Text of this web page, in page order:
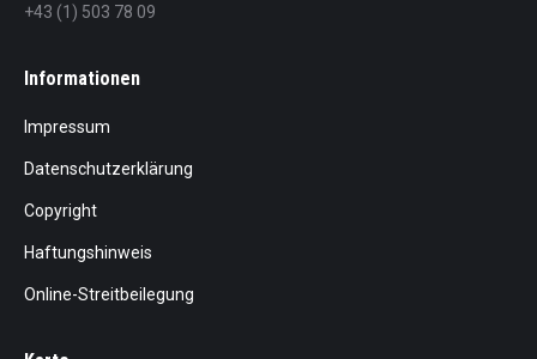
+43 (1) 503 78 09
Informationen
Impressum
Datenschutzerklärung
Copyright
Haftungshinweis
Online-Streitbeilegung